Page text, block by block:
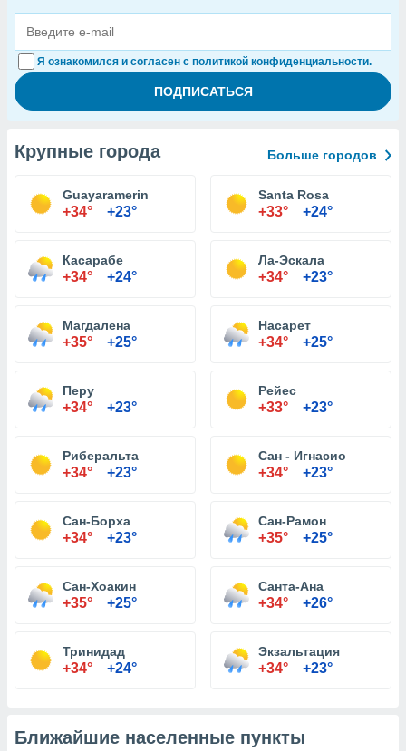
Я ознакомился и согласен с политикой конфиденциальности.
Крупные города Больше городов
Guayaramerin
+34° +23°
Santa Rosa
+33° +24°
Касарабе
+34° +24°
Ла-Эскала
+34° +23°
Магдалена
+35° +25°
Насарет
+34° +25°
Перу
+34° +23°
Рейес
+33° +23°
Риберальта
+34° +23°
Сан - Игнасио
+34° +23°
Сан-Борха
+34° +23°
Сан-Рамон
+35° +25°
Сан-Хоакин
+35° +25°
Санта-Ана
+34° +26°
Тринидад
+34° +24°
Экзальтация
+34° +23°
Ближайшие населенные пункты